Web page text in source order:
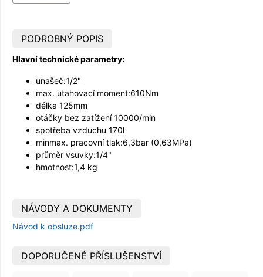
PODROBNÝ POPIS
Hlavní technické parametry:
unašeč:1/2"
max. utahovací moment:610Nm
délka 125mm
otáčky bez zatížení 10000/min
spotřeba vzduchu 170l
minmax. pracovní tlak:6,3bar (0,63MPa)
průměr vsuvky:1/4"
hmotnost:1,4 kg
NÁVODY A DOKUMENTY
Návod k obsluze.pdf
DOPORUČENÉ PŘÍSLUŠENSTVÍ